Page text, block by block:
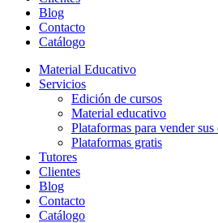
Blog
Contacto
Catálogo
Material Educativo
Servicios
Edición de cursos
Material educativo
Plataformas para vender sus
Plataformas gratis
Tutores
Clientes
Blog
Contacto
Catálogo